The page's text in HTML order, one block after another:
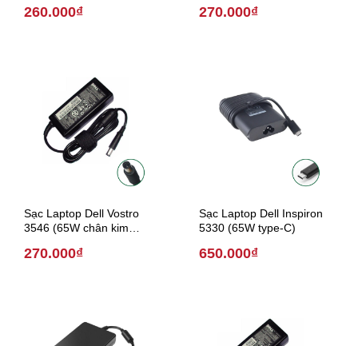
260.000₫ 270.000₫
Sạc Laptop Dell Vostro
3546 (65W chân kim
270.000₫
Sạc Laptop Dell Inspiron
5330 (65W type-C)
650.000₫